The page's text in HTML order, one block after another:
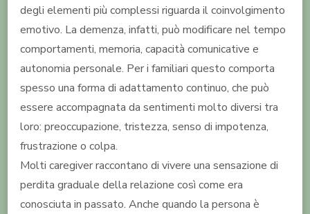
degli elementi più complessi riguarda il coinvolgimento
emotivo. La demenza, infatti, può modificare nel tempo
comportamenti, memoria, capacità comunicative e
autonomia personale. Per i familiari questo comporta
spesso una forma di adattamento continuo, che può
essere accompagnata da sentimenti molto diversi tra
loro: preoccupazione, tristezza, senso di impotenza,
frustrazione o colpa.
Molti caregiver raccontano di vivere una sensazione di
perdita graduale della relazione così come era
conosciuta in passato. Anche quando la persona è